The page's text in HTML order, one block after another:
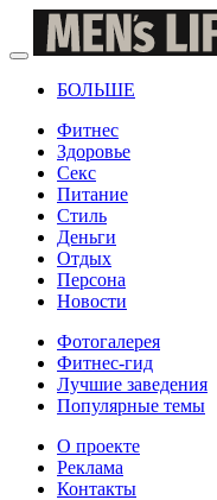
БОЛЬШЕ
Фитнес
Здоровье
Секс
Питание
Стиль
Деньги
Отдых
Персона
Новости
Фотогалерея
Фитнес-гид
Лучшие заведения
Популярные темы
О проекте
Реклама
Контакты